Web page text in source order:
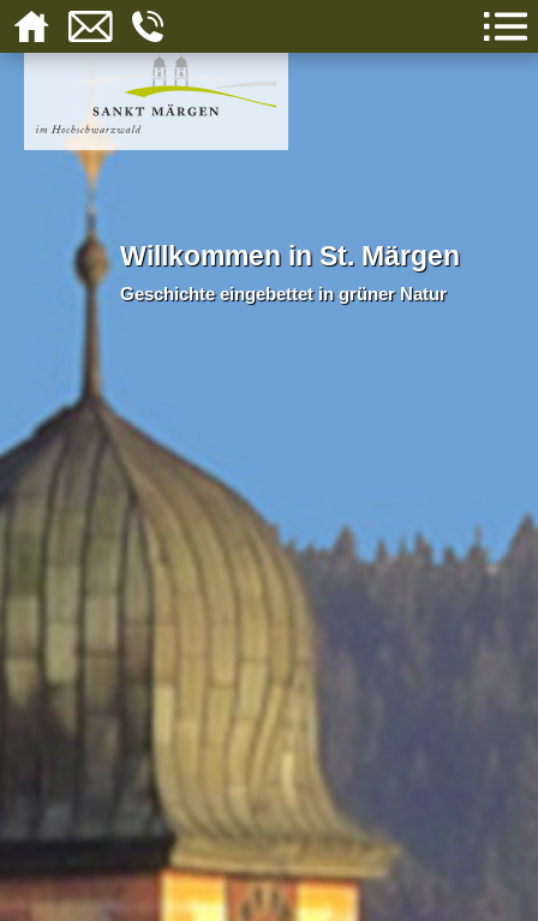
Willkommen in St. Märgen
Geschichte eingebettet in grüner Natur